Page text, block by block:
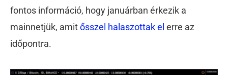
fontos információ, hogy januárban érkezik a
mainnetjük, amitősszel halaszottak el erre az
időpontra.